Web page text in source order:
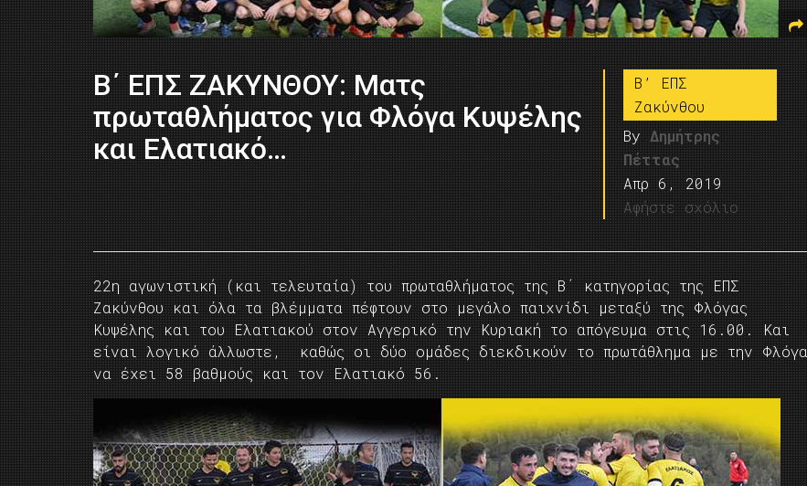
Β΄ ΕΠΣ ΖΑΚΥΝΘΟΥ: Ματς
πρωταθλήματος για Φλόγα Κυψέλης
και Ελατιακό…
B’ ΕΠΣ
Ζακύνθου
By Δημήτρης
Πέττας
Απρ 6, 2019
Αφήστε σχόλιο
22η αγωνιστική (και τελευταία) του πρωταθλήματος της Β΄ κατηγορίας της ΕΠΣ
Ζακύνθου και όλα τα βλέμματα πέφτουν στο μεγάλο παιχνίδι μεταξύ της Φλόγας
Κυψέλης και του Ελατιακού στον Αγγερικό την Κυριακή το απόγευμα στις 16.00. Και
είναι λογικό άλλωστε, καθώς οι δύο ομάδες διεκδικούν το πρωτάθλημα με την Φλόγα
να έχει 58 βαθμούς και τον Ελατιακό 56.